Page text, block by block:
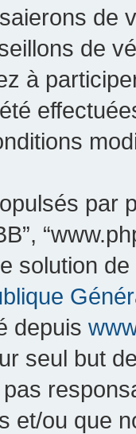
de
de
à
par
solution
depuis
seul but
pas
et/ou que